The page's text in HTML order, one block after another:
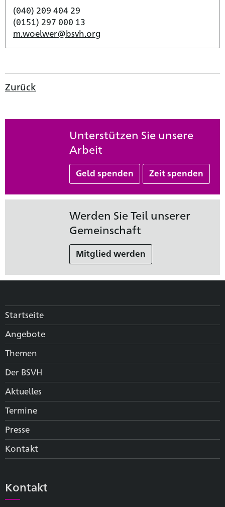
(040) 209 404 29
(0151) 297 000 13
m.woelwer@bsvh.org
Zurück
Unterstützen Sie unsere
Arbeit
Geld spenden Zeit spenden
Werden Sie Teil unserer
Gemeinschaft
Mitglied werden
Startseite
Angebote
Themen
Der BSVH
Aktuelles
Termine
Presse
Kontakt
Kontakt